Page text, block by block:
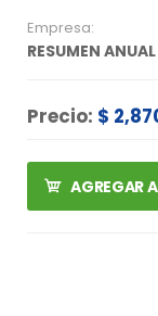
Empresa:
RESUMEN
Precio: $
AGREGAR